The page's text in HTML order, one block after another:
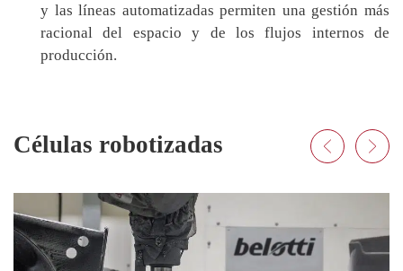
y las líneas automatizadas permiten una gestión más
racional del espacio y de los flujos internos de
producción.
Células robotizadas